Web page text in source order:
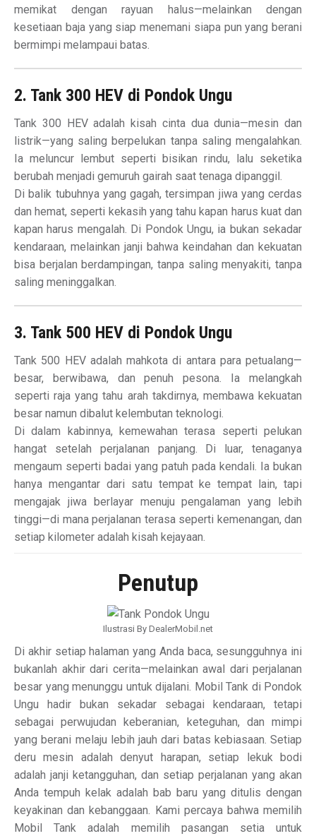
memikat dengan rayuan halus—melainkan dengan
kesetiaan baja yang siap menemani siapa pun yang berani
bermimpi melampaui batas.
2. Tank 300 HEV di Pondok Ungu
Tank 300 HEV adalah kisah cinta dua dunia—mesin dan
listrik—yang saling berpelukan tanpa saling mengalahkan.
Ia meluncur lembut seperti bisikan rindu, lalu seketika
berubah menjadi gemuruh gairah saat tenaga dipanggil.
Di balik tubuhnya yang gagah, tersimpan jiwa yang cerdas
dan hemat, seperti kekasih yang tahu kapan harus kuat dan
kapan harus mengalah. Di Pondok Ungu, ia bukan sekadar
kendaraan, melainkan janji bahwa keindahan dan kekuatan
bisa berjalan berdampingan, tanpa saling menyakiti, tanpa
saling meninggalkan.
3. Tank 500 HEV di Pondok Ungu
Tank 500 HEV adalah mahkota di antara para petualang—
besar, berwibawa, dan penuh pesona. Ia melangkah
seperti raja yang tahu arah takdirnya, membawa kekuatan
besar namun dibalut kelembutan teknologi.
Di dalam kabinnya, kemewahan terasa seperti pelukan
hangat setelah perjalanan panjang. Di luar, tenaganya
mengaum seperti badai yang patuh pada kendali. Ia bukan
hanya mengantar dari satu tempat ke tempat lain, tapi
mengajak jiwa berlayar menuju pengalaman yang lebih
tinggi—di mana perjalanan terasa seperti kemenangan, dan
setiap kilometer adalah kisah kejayaan.
Penutup
Ilustrasi By DealerMobil.net
Di akhir setiap halaman yang Anda baca, sesungguhnya ini
bukanlah akhir dari cerita—melainkan awal dari perjalanan
besar yang menunggu untuk dijalani. Mobil Tank di Pondok
Ungu hadir bukan sekadar sebagai kendaraan, tetapi
sebagai perwujudan keberanian, keteguhan, dan mimpi
yang berani melaju lebih jauh dari batas kebiasaan. Setiap
deru mesin adalah denyut harapan, setiap lekuk bodi
adalah janji ketangguhan, dan setiap perjalanan yang akan
Anda tempuh kelak adalah bab baru yang ditulis dengan
keyakinan dan kebanggaan. Kami percaya bahwa memilih
Mobil Tank adalah memilih pasangan setia untuk